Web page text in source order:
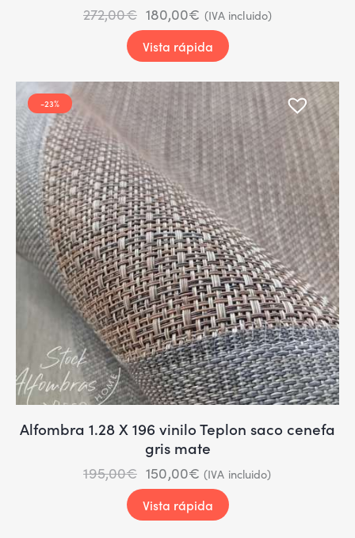
272,00€ 180,00€ (IVA incluido)
Vista rápida
-23%
Alfombra 1.28 X 196 vinilo Teplon saco cenefa
gris mate
195,00€ 150,00€ (IVA incluido)
Vista rápida